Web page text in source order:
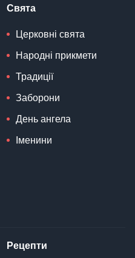
Свята
Церковні свята
Народні прикмети
Традиції
Заборони
День ангела
Іменини
Рецепти